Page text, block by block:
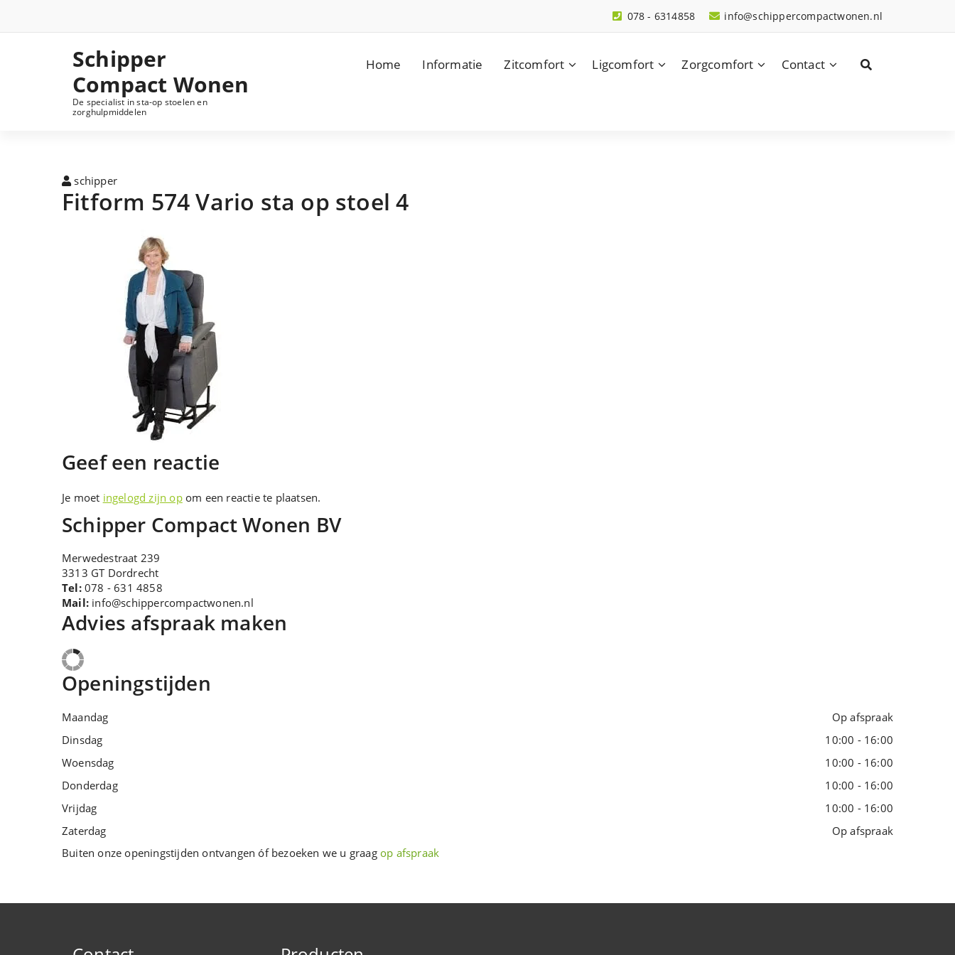
info@schippercompactwonen.nl
078 - 6314858
Schipper
Compact Wonen
De specialist in sta-op stoelen en
zorghulpmiddelen
Home Informatie Zitcomfort Ligcomfort Zorgcomfort Contact
schipper
Fitform 574 Vario sta op stoel 4
Geef een reactie
Je moet ingelogd zijn opom een reactie te plaatsen.
Schipper Compact Wonen BV
Merwedestraat 239
3313 GT Dordrecht
Tel:078 - 631 4858
Mail: info@schippercompactwonen.nl
Advies afspraak maken
Openingstijden
Maandag
Op afspraak
Dinsdag
10:00 - 16:00
Woensdag
10:00 - 16:00
Donderdag
10:00 - 16:00
Vrijdag
10:00 - 16:00
Zaterdag
Op afspraak
Buiten onze openingstijden ontvangen óf bezoeken we u graagop afspraak